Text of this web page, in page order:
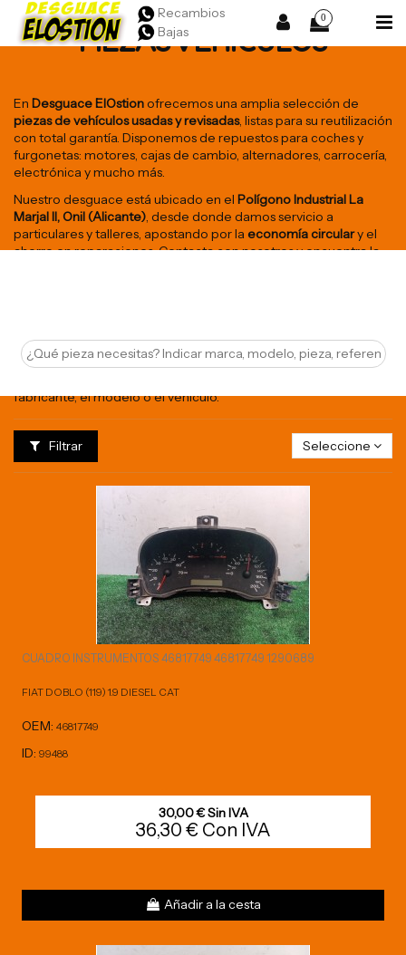
Recambios
Bajas
0
PIEZAS VEHÍCULOS
En Desguace ElOstionofrecemos una amplia selección de
piezas de vehículos usadas y revisadas, listas para su reutilización
con total garantía. Disponemos de repuestos para coches y
furgonetas: motores, cajas de cambio, alternadores, carrocería,
electrónica y mucho más.
Nuestro desguace está ubicado en el Polígono Industrial La
Marjal II, Onil (Alicante), desde donde damos servicio a
particulares y talleres, apostando por la economía circulary el
ahorro en reparaciones. Contacta con nosotros y encuentra la
marca, modelo, versión y categoría de la pieza, entre otros
filtros. También puedes utilitzar nuestra barra de búsqueda
fabricante, el modelo o el vehículo.
Filtrar Seleccione
CUADRO INSTRUMENTOS 46817749 46817749 1290689
FIAT DOBLO (119) 1.9 DIESEL CAT
OEM: 46817749
ID: 99488
30,00 € Sin IVA
36,30 € Con IVA
Añadir a la cesta